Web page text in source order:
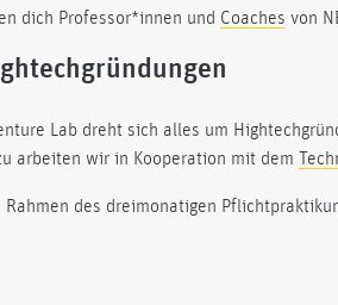
dich Professor*innen und Coaches von
Lab dreht sich alles um
arbeiten wir in Kooperation mit dem
Rahmen des dreimonatigen